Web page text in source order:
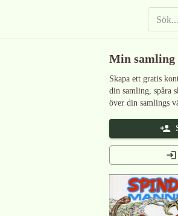
Min samling
Skapa ett gratis
din samling, spåra
över din samlings